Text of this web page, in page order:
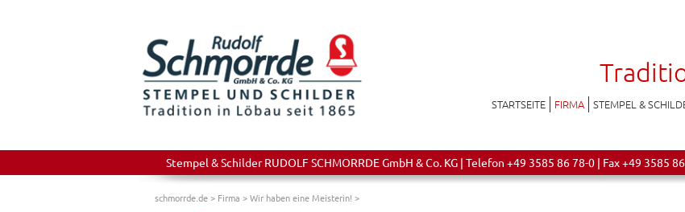
STARTSEITE FIRMA STEMPEL &
Stempel & Schilder RUDOLF SCHMORRDE GmbH & Co. KG | Telefon +49 3585 86 78-0 | Fax +49 3585
schmorrde.de> Firma >Wir haben eine Meisterin! >